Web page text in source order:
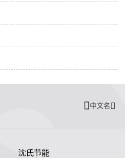
中文名
沈氏节能